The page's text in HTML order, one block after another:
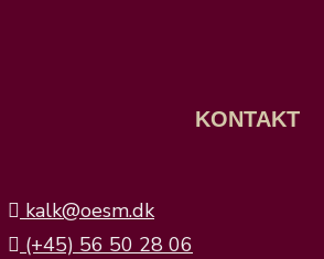
KONTAKT
kalk@oesm.dk
(+45) 56 50 28 06